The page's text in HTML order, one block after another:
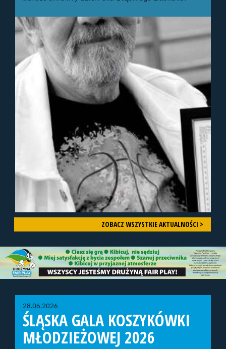
ZOBACZ WSZYSTKIE AKTUALNOŚCI >
28.06.2026
ŚLĄSKA GALA KOSZYKÓWKI
MŁODZIEŻOWEJ 2026